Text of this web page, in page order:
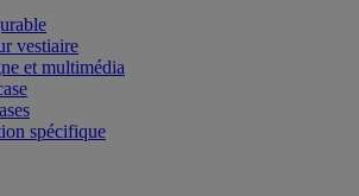
vestiaire
et multimédia
spécifique